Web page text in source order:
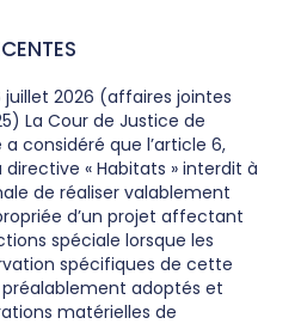
juillet 2026 (affaires jointes
La Cour de Justice de
a considéré que l’article 6,
« Habitats » interdit à
de réaliser valablement
d’un projet affectant
spéciale lorsque les
spécifiques de cette
préalablement adoptés et
matérielles de